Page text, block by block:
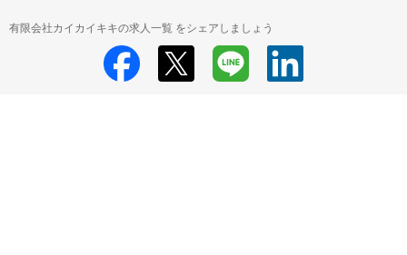
有限会社カイカイキキの求人一覧 をシェアしましょう